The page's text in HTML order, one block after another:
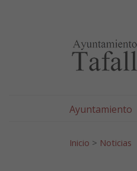
Ayuntamiento
Inicio > Noticias